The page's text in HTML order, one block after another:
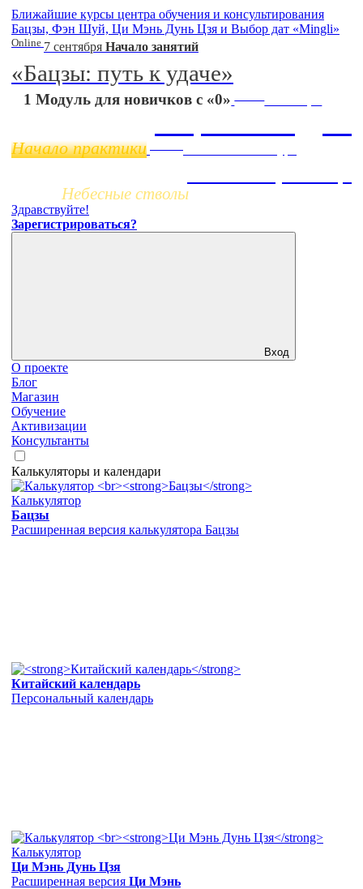
Ближайшие курсы центра обучения и консультирования
Бацзы, Фэн Шуй, Ци Мэнь Дунь Цзя и Выбор дат «Mingli»
Online 7 сентября Начало занятий
«Бацзы: путь к удаче»
1 Модуль для новичков с «0» 11 ноября
Начало практики
Небесные стволы
Здравствуйте!
Зарегистрироваться?
Вход
О проекте
Блог
Магазин
Обучение
Активизации
Консультанты
Калькуляторы и календари
Калькулятор
Бацзы
Расширенная версия калькулятора Бацзы
Китайский календарь
Персональный календарь
Калькулятор
Ци Мэнь Дунь Цзя
Расширенная версия Ци Мэнь